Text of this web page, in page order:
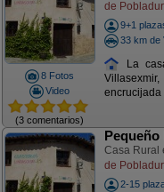
8 Fotos
Video
(3 comentarios)
de
9+1
33 km de
La
encrucijada
Pequeño
Casa Rural
de
2-15